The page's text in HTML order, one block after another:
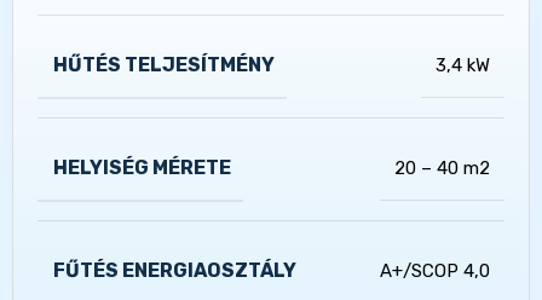
HŰTÉS TELJESÍTMÉNY 3,4 kW
HELYISÉG MÉRETE 20 – 40 m2
FŰTÉS ENERGIAOSZTÁLY A+/SCOP 4,0